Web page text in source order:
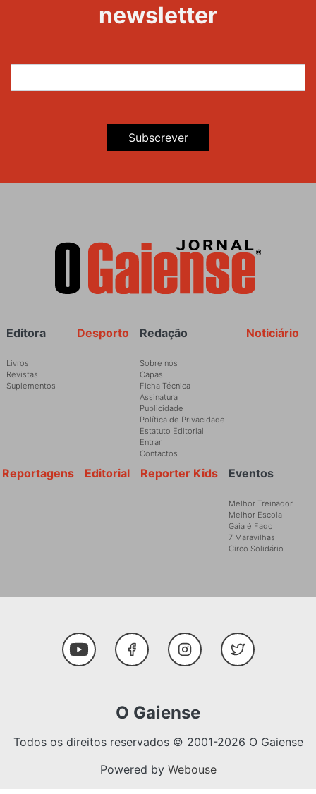
newsletter
Subscrever
Rodapé Noticiário
Redação
Sobre nós
Capas
Ficha Técnica
Assinatura
Publicidade
Política de Privacidade
Estatuto Editorial
Entrar
Contactos
Desporto
Editora
Livros
Revistas
Suplementos
Eventos
Melhor Treinador
Melhor Escola
Gaia é Fado
7 Maravilhas
Circo Solidário
Reporter Kids
Editorial
Reportagens
Social Media
Youtube FacebookInstagramTwitter
O Gaiense
Todos os direitos reservados © 2001-2026 O Gaiense
Powered by Webouse